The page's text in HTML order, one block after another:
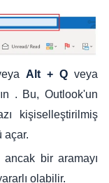
Alt + Qveya
. Bu, Outlook'un
kişiselleştirilmiş
açar.
bir aramayı
olabilir.